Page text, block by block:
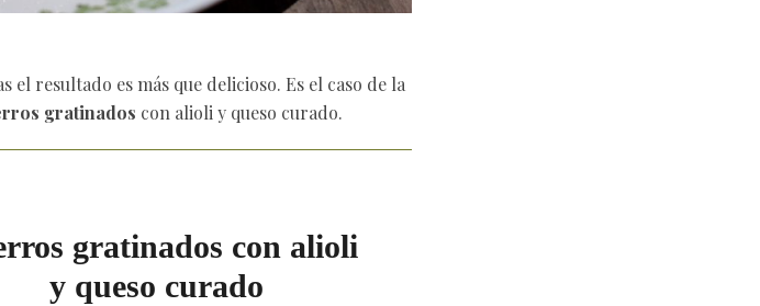
el resultado es más que delicioso. Es el caso de la
gratinados con alioli y queso curado.
gratinados con alioli
y queso curado